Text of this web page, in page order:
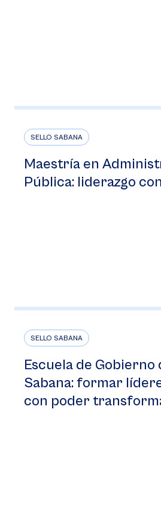
SELLO SABANA
Maestría en
Pública: liderazgo
SELLO SABANA
Escuela de Gobierno
Sabana: formar
con poder